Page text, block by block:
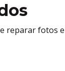
reparar fotos